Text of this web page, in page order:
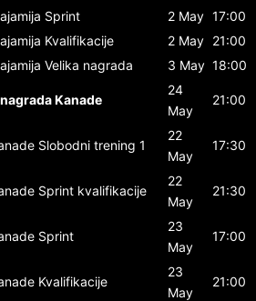
Sprint 2 May 17:00
Kvalifikacije 2 May 21:00
Velika nagrada 3 May 18:00
Kanade
24
May
21:00
Slobodni trening 1
22
May
17:30
Sprint kvalifikacije
22
May
21:30
Sprint
23
May
17:00
Kvalifikacije
23
May
21:00